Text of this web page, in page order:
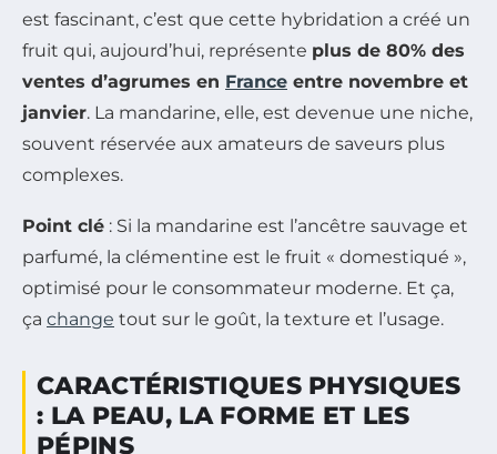
est fascinant, c’est que cette hybridation a créé un
fruit qui, aujourd’hui, représente plus de 80% des
ventes d’agrumes en France entre novembre et
janvier. La mandarine, elle, est devenue une niche,
souvent réservée aux amateurs de saveurs plus
complexes.
Point clé : Si la mandarine est l’ancêtre sauvage et
parfumé, la clémentine est le fruit « domestiqué »,
optimisé pour le consommateur moderne. Et ça,
ça change tout sur le goût, la texture et l’usage.
CARACTÉRISTIQUES PHYSIQUES
: LA PEAU, LA FORME ET LES
PÉPINS